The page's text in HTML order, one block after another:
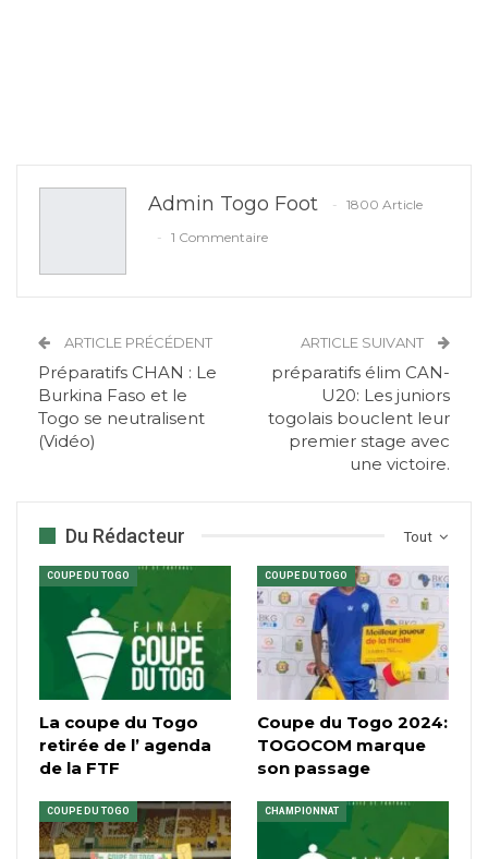
Admin Togo Foot
1800 Article
1 Commentaire
ARTICLE PRÉCÉDENT
Préparatifs CHAN : Le
Burkina Faso et le
Togo se neutralisent
(Vidéo)
ARTICLE SUIVANT
préparatifs élim CAN-
U20: Les juniors
togolais bouclent leur
premier stage avec
une victoire.
Tout
Du Rédacteur
COUPE DU TOGO
La coupe du Togo
retirée de l’ agenda
de la FTF
COUPE DU TOGO
Coupe du Togo 2024:
TOGOCOM marque
son passage
COUPE DU TOGO CHAMPIONNAT